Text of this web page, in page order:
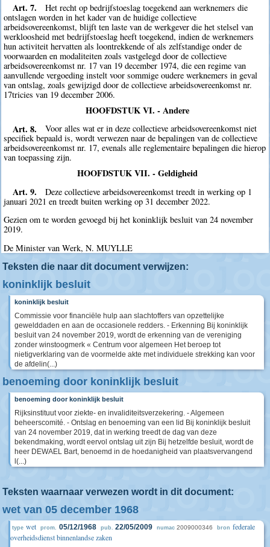
Art. 7.
Het recht op bedrijfstoeslag toegekend aan werknemers die
ontslagen worden in het kader van de huidige collectieve
arbeidsovereenkomst, blijft ten laste van de werkgever die het stelsel van
werkloosheid met bedrijfstoeslag heeft toegekend, indien de werknemers
hun activiteit hervatten als loontrekkende of als zelfstandige onder de
voorwaarden en modaliteiten zoals vastgelegd door de collectieve
arbeidsovereenkomst nr. 17 van 19 december 1974, die een regime van
aanvullende vergoeding instelt voor sommige oudere werknemers in geval
van ontslag, zoals gewijzigd door de collectieve arbeidsovereenkomst nr.
17tricies van 19 december 2006.
HOOFDSTUK VI. - Andere
Art. 8.
Voor alles wat er in deze collectieve arbeidsovereenkomst niet
specifiek bepaald is, wordt verwezen naar de bepalingen van de collectieve
arbeidsovereenkomst nr. 17, evenals alle reglementaire bepalingen die hierop
van toepassing zijn.
HOOFDSTUK VII. - Geldigheid
Art. 9.
Deze collectieve arbeidsovereenkomst treedt in werking op 1
januari 2021 en treedt buiten werking op 31 december 2022.
Gezien om te worden gevoegd bij het koninklijk besluit van 24 november
2019.
De Minister van Werk, N. MUYLLE
Teksten die naar dit document verwijzen:
koninklijk besluit
koninklijk besluit
Commissie voor financiële hulp aan slachtoffers van opzettelijke
gewelddaden en aan de occasionele redders. - Erkenning Bij koninklijk
besluit van 24 november 2019, wordt de erkenning van de vereniging
zonder winstoogmerk « Centrum voor algemeen Het beroep tot
nietigverklaring van de voormelde akte met individuele strekking kan voor
de afdelin(...)
benoeming door koninklijk besluit
benoeming door koninklijk besluit
Rijksinstituut voor ziekte- en invaliditeitsverzekering. - Algemeen
beheerscomité. - Ontslag en benoeming van een lid Bij koninklijk besluit
van 24 november 2019, dat in werking treedt de dag van deze
bekendmaking, wordt eervol ontslag uit zijn Bij hetzelfde besluit, wordt de
heer DEWAEL Bart, benoemd in de hoedanigheid van plaatsvervangend
l(...)
Teksten waarnaar verwezen wordt in dit document:
wet van 05 december 1968
type wet prom. 05/12/1968 pub. 22/05/2009 numac 2009000346 bron federale
overheidsdienst binnenlandse zaken